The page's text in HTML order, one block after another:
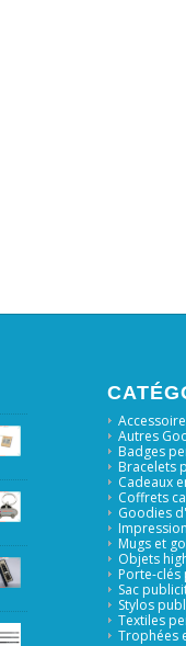
Autres
Badges
Bracelets
Cadeaux
Coffrets
Goodies
Mugs et
Objets
Porte-clés
Sac
Stylos
Textiles
Trophées